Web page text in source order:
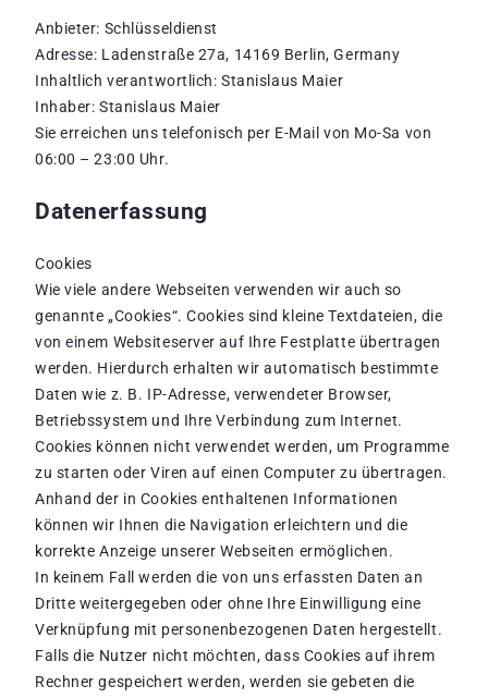
Anbieter: Schlüsseldienst
Adresse: Ladenstraße 27a, 14169 Berlin, Germany
Inhaltlich verantwortlich: Stanislaus Maier
Inhaber: Stanislaus Maier
Sie erreichen uns telefonisch per E-Mail von Mo-Sa von
06:00 – 23:00 Uhr.
Datenerfassung
Cookies
Wie viele andere Webseiten verwenden wir auch so
genannte „Cookies“. Cookies sind kleine Textdateien, die
von einem Websiteserver auf Ihre Festplatte übertragen
werden. Hierdurch erhalten wir automatisch bestimmte
Daten wie z. B. IP-Adresse, verwendeter Browser,
Betriebssystem und Ihre Verbindung zum Internet.
Cookies können nicht verwendet werden, um Programme
zu starten oder Viren auf einen Computer zu übertragen.
Anhand der in Cookies enthaltenen Informationen
können wir Ihnen die Navigation erleichtern und die
korrekte Anzeige unserer Webseiten ermöglichen.
In keinem Fall werden die von uns erfassten Daten an
Dritte weitergegeben oder ohne Ihre Einwilligung eine
Verknüpfung mit personenbezogenen Daten hergestellt.
Falls die Nutzer nicht möchten, dass Cookies auf ihrem
Rechner gespeichert werden, werden sie gebeten die